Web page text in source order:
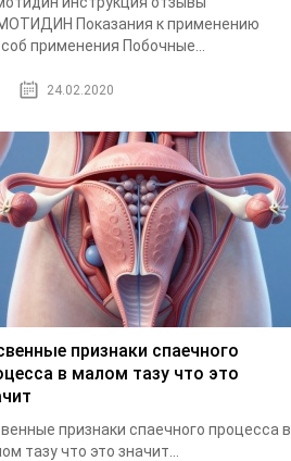
Показания к применению
применения Побочные...
24.02.2020
признаки спаечного
в малом тазу что это
признаки спаечного процесса в
тазу что это значит...